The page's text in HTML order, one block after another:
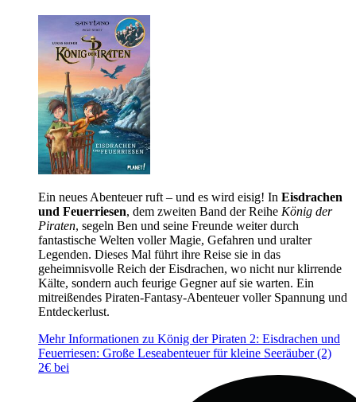
Ein neues Abenteuer ruft – und es wird eisig! In Eisdrachen
und Feuerriesen, dem zweiten Band der Reihe König der
Piraten, segeln Ben und seine Freunde weiter durch
fantastische Welten voller Magie, Gefahren und uralter
Legenden. Dieses Mal führt ihre Reise sie in das
geheimnisvolle Reich der Eisdrachen, wo nicht nur klirrende
Kälte, sondern auch feurige Gegner auf sie warten. Ein
mitreißendes Piraten-Fantasy-Abenteuer voller Spannung und
Entdeckerlust.
Mehr Informationen zu König der Piraten 2: Eisdrachen und
Feuerriesen: Große Leseabenteuer für kleine Seeräuber (2)
2€ bei